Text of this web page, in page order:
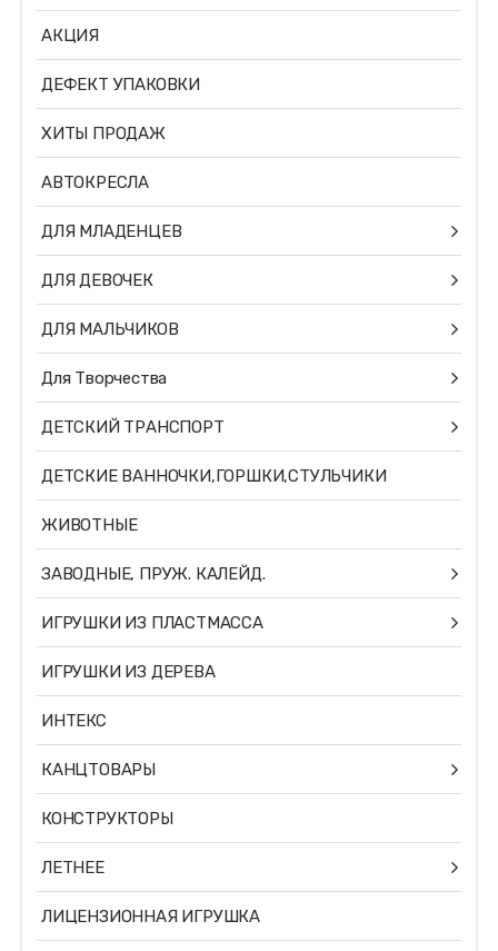
АКЦИЯ
ДЕФЕКТ УПАКОВКИ
ХИТЫ ПРОДАЖ
АВТОКРЕСЛА
ДЛЯ МЛАДЕНЦЕВ
ДЛЯ ДЕВОЧЕК
ДЛЯ МАЛЬЧИКОВ
Для Творчества
ДЕТСКИЙ ТРАНСПОРТ
ДЕТСКИЕ ВАННОЧКИ,ГОРШКИ,СТУЛЬЧИКИ
ЖИВОТНЫЕ
ЗАВОДНЫЕ, ПРУЖ. КАЛЕЙД.
ИГРУШКИ ИЗ ПЛАСТМАССА
ИГРУШКИ ИЗ ДЕРЕВА
ИНТЕКС
КАНЦТОВАРЫ
КОНСТРУКТОРЫ
ЛЕТНЕЕ
ЛИЦЕНЗИОННАЯ ИГРУШКА